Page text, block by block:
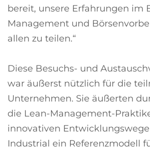
bereit, unsere Erfahrungen im
Management und
allen zu teilen.“
Diese Besuchs- und
war äußerst nützlich für die
Unternehmen. Sie äußerten
die Lean-Management-
innovativen
Industrial ein Referenzmodell